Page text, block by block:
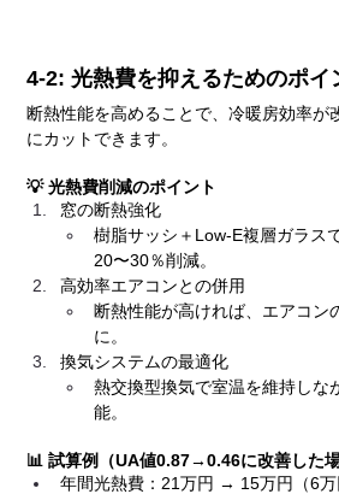
4-2: 光熱費を抑えるためのポイ
断熱性能を高めることで、冷暖房効率が
にカットできます。
💡 光熱費削減のポイント
窓の断熱強化
樹脂サッシ＋Low-E複層ガラス
20〜30％削減。
高効率エアコンとの併用
断熱性能が高ければ、エアコン
に。
換気システムの最適化
熱交換型換気で室温を維持しな
能。
📊 試算例（UA値0.87→0.46に改善した場
年間光熱費：21万円 → 15万円（6万